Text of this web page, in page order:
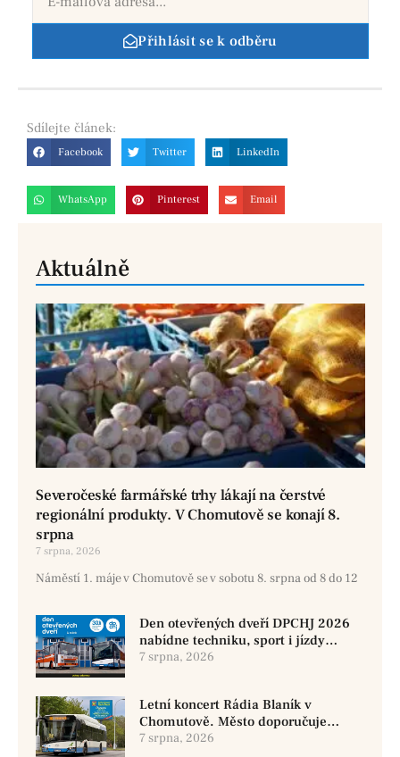
Přihlásit se k odběru
Sdílejte článek:
Facebook Twitter LinkedIn
WhatsApp Pinterest Email
Aktuálně
Severočeské farmářské trhy lákají na čerstvé
regionální produkty. V Chomutově se konají 8.
srpna
7 srpna, 2026
Náměstí 1. máje v Chomutově se v sobotu 8. srpna od 8 do 12
Den otevřených dveří DPCHJ 2026
nabídne techniku, sport i jízdy
historickými vozy
7 srpna, 2026
Letní koncert Rádia Blaník v
Chomutově. Město doporučuje
využít MHD
7 srpna, 2026